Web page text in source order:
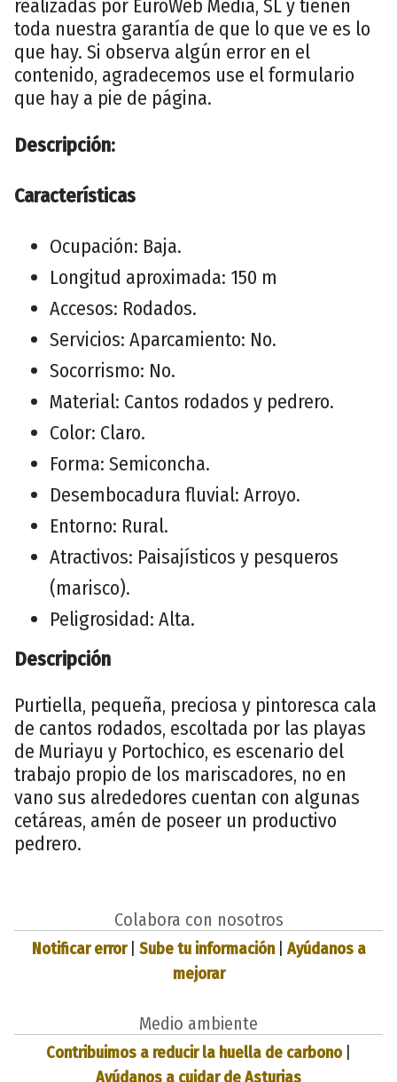
realizadas por EuroWeb Media, SL y tienen
toda nuestra garantía de que lo que ve es lo
que hay. Si observa algún error en el
contenido, agradecemos use el formulario
que hay a pie de página.
Descripción:
Características
Ocupación: Baja.
Longitud aproximada: 150 m
Accesos: Rodados.
Servicios: Aparcamiento: No.
Socorrismo: No.
Material: Cantos rodados y pedrero.
Color: Claro.
Forma: Semiconcha.
Desembocadura fluvial: Arroyo.
Entorno: Rural.
Atractivos: Paisajísticos y pesqueros
(marisco).
Peligrosidad: Alta.
Descripción
Purtiella, pequeña, preciosa y pintoresca cala
de cantos rodados, escoltada por las playas
de Muriayu y Portochico, es escenario del
trabajo propio de los mariscadores, no en
vano sus alrededores cuentan con algunas
cetáreas, amén de poseer un productivo
pedrero.
Colabora con nosotros
Notificar error| Sube tu información| Ayúdanos a
mejorar
Medio ambiente
Contribuimos a reducir la huella de carbono
Ayúdanos a cuidar de Asturias